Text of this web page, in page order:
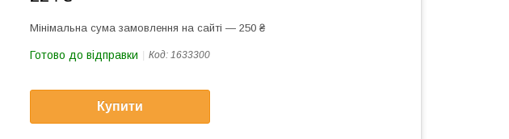
Мінімальна сума замовлення на сайті — 250 ₴
Готово до відправки Код: 1633300
Купити